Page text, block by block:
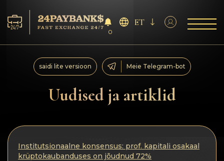
Teenus
Reservid
Tagasiside
0
ET
Uudised ja artiklid
saidi lite versioon Meie Telegram-bot
Institutsionaalne konsensus: prof. kapitali osakaal
krüptokaubanduses on jõudnud 72%